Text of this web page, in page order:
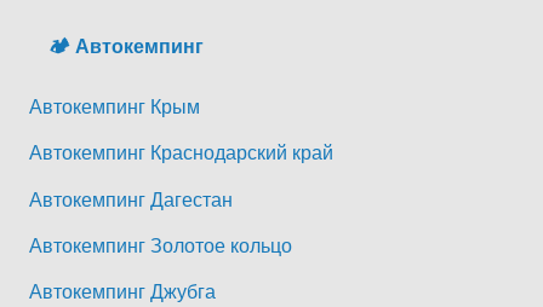
🏕️ Автокемпинг
Автокемпинг Крым
Автокемпинг Краснодарский край
Автокемпинг Дагестан
Автокемпинг Золотое кольцо
Автокемпинг Джубга